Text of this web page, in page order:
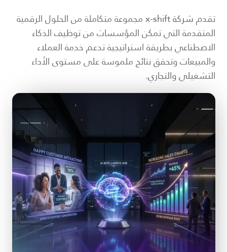
تقدمشركة x-shift
مجموعة متكاملة من الحلول الرقمية
المتقدمة التي تمكن المؤسسات من توظيف الذكاء
الاصطناعي بطريقة استراتيجية تدعم خدمة العملاء
والمبيعات وتحقق نتائج ملموسة على مستوى الأداء
التشغيلي والتجاري.